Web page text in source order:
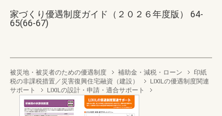
家づくり優遇制度ガイド（２０２６年度版） 64-
65(66-67)
被災地・被災者のための優遇制度 補助金・減税・ローン
印紙
税の非課税措置／災害復興住宅融資（建設）
LIXILの優遇制度関連
サポート
LIXILの設計・申請・適合サポート